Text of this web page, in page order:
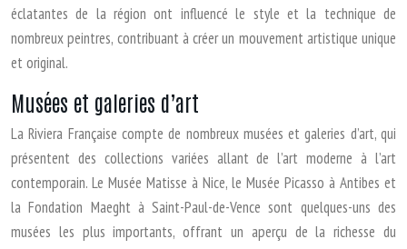
éclatantes de la région ont influencé le style et la technique de
nombreux peintres, contribuant à créer un mouvement artistique unique
et original.
Musées et galeries d’art
La Riviera Française compte de nombreux musées et galeries d’art, qui
présentent des collections variées allant de l’art moderne à l’art
contemporain. Le Musée Matisse à Nice, le Musée Picasso à Antibes et
la Fondation Maeght à Saint-Paul-de-Vence sont quelques-uns des
musées les plus importants, offrant un aperçu de la richesse du